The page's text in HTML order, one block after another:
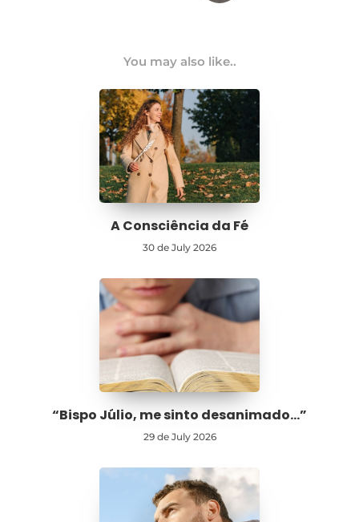
You may also like..
A Consciência da Fé
30 de July 2026
“Bispo Júlio, me sinto desanimado…”
29 de July 2026